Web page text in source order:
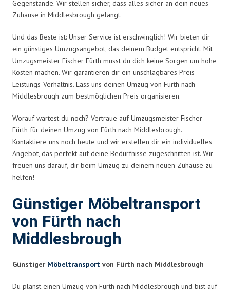
Gegenstände. Wir stellen sicher, dass alles sicher an dein neues
Zuhause in Middlesbrough gelangt.
Und das Beste ist: Unser Service ist erschwinglich! Wir bieten dir
ein günstiges Umzugsangebot, das deinem Budget entspricht. Mit
Umzugsmeister Fischer Fürth musst du dich keine Sorgen um hohe
Kosten machen. Wir garantieren dir ein unschlagbares Preis-
Leistungs-Verhältnis. Lass uns deinen Umzug von Fürth nach
Middlesbrough zum bestmöglichen Preis organisieren.
Worauf wartest du noch? Vertraue auf Umzugsmeister Fischer
Fürth für deinen Umzug von Fürth nach Middlesbrough.
Kontaktiere uns noch heute und wir erstellen dir ein individuelles
Angebot, das perfekt auf deine Bedürfnisse zugeschnitten ist. Wir
freuen uns darauf, dir beim Umzug zu deinem neuen Zuhause zu
helfen!
Günstiger Möbeltransport
von Fürth nach
Middlesbrough
Günstiger Möbeltransport von Fürth nach Middlesbrough
Du planst einen Umzug von Fürth nach Middlesbrough und bist auf